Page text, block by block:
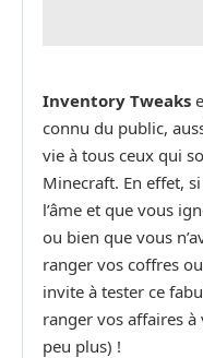
Inventory Tweaks
connu du public,
vie à tous ceux qui
Minecraft. En effet,
l’âme et que vous
ou bien que vous
ranger vos coffres
invite à tester ce
ranger vos affaires
peu plus) !